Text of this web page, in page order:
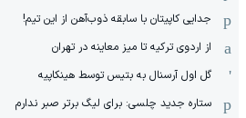
جدایی کاپیتان با سابقه ذوب‌آهن از این تیم!
از اردوی ترکیه تا میز معاینه در تهران
گل اول آرسنال به بتیس توسط هینکاپیه
ستاره جدید چلسی: برای لیگ برتر صبر ندارم